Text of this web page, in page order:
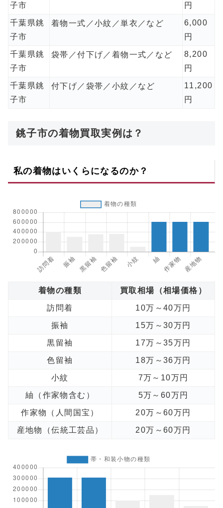
子市
円
千葉県銚
子市
着物一式／小紋／単衣／など
6,000
円
千葉県銚
子市
袋帯／付下げ／着物一式／など
8,200
円
千葉県銚
子市
付下げ／袋帯／小紋／など
11,200
円
銚子市の着物買取実例は？
私の着物はいくらになるのか？
着物の種類 買取相場（相場価格）
訪問着 10万～40万円
振袖 15万～30万円
黒留袖 17万～35万円
色留袖 18万～36万円
小紋 7万～10万円
紬（作家物含む） 5万～60万円
作家物（人間国宝） 20万～60万円
産地物（伝統工芸品） 20万～60万円